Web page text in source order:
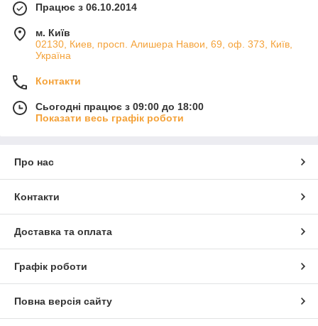
Працює з 06.10.2014
м. Київ
02130, Киев, просп. Алишера Навои, 69, оф. 373, Київ,
Україна
Контакти
Сьогодні працює з 09:00 до 18:00
Показати весь графік роботи
Про нас
Контакти
Доставка та оплата
Графік роботи
Повна версія сайту